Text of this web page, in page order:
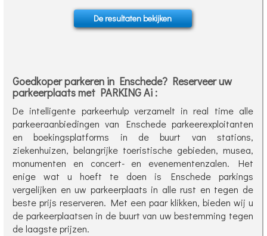
Goedkoper parkeren in Enschede? Reserveer uw
parkeerplaats met PARKING Ai :
De intelligente parkeerhulp verzamelt in real time alle
parkeeraanbiedingen van Enschede parkeerexploitanten
en boekingsplatforms in de buurt van stations,
ziekenhuizen, belangrijke toeristische gebieden, musea,
monumenten en concert- en evenementenzalen. Het
enige wat u hoeft te doen is Enschede parkings
vergelijken en uw parkeerplaats in alle rust en tegen de
beste prijs reserveren. Met een paar klikken, bieden wij u
de parkeerplaatsen in de buurt van uw bestemming tegen
de laagste prijzen.